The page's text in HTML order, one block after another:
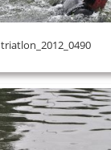
triatlon_2012_0490